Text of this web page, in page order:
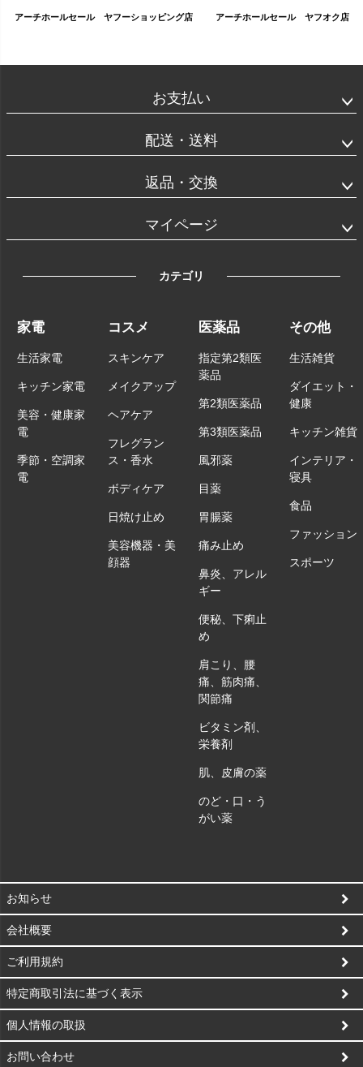
アーチホールセール ヤフーショッピング店 アーチホールセール ヤフオク店
お支払い
配送・送料
返品・交換
マイページ
カテゴリ
家電
生活家電
キッチン家電
美容・健康家
電
季節・空調家
電
コスメ
スキンケア
メイクアップ
ヘアケア
フレグラン
ス・香水
ボディケア
日焼け止め
美容機器・美
顔器
医薬品
指定第2類医
薬品
第2類医薬品
第3類医薬品
風邪薬
目薬
胃腸薬
痛み止め
鼻炎、アレル
ギー
便秘、下痢止
め
肩こり、腰
痛、筋肉痛、
関節痛
ビタミン剤、
栄養剤
肌、皮膚の薬
のど・口・う
がい薬
その他
生活雑貨
ダイエット・
健康
キッチン雑貨
インテリア・
寝具
食品
ファッション
スポーツ
お知らせ
会社概要
ご利用規約
特定商取引法に基づく表示
個人情報の取扱
お問い合わせ